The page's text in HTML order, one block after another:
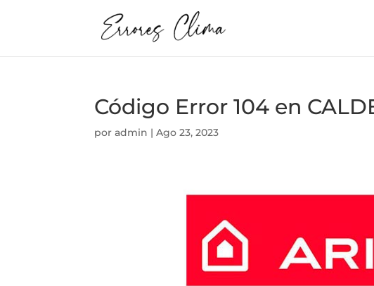
Código Error 104 en
poradmin |Ago 23, 2023